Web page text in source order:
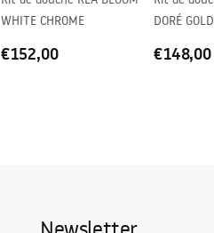
WHITE CHROME
€152,00
DORÉ GOLD
€148,00